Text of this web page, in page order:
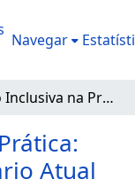
Navegar
Educação Inclusiva na Prática: Reflexões sobre o Cenário Atual
Atual